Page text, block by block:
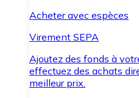
Acheter avec espèces
Virement SEPA
Ajoutez des fonds à
effectuez des achats
meilleur prix.